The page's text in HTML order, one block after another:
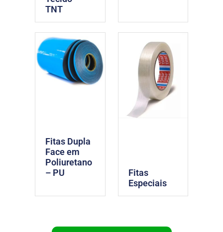
TNT
Fitas Dupla
Face em
Poliuretano
– PU
Fitas
Especiais